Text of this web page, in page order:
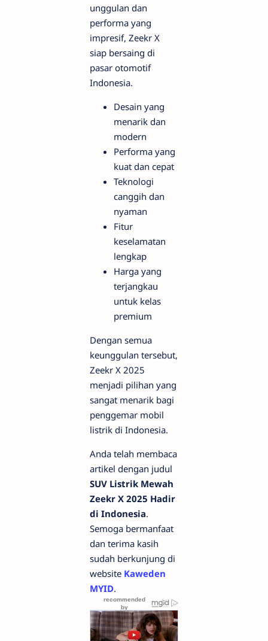
unggulan dan
performa yang
impresif, Zeekr X
siap bersaing di
pasar otomotif
Indonesia.
Desain yang
menarik dan
modern
Performa yang
kuat dan cepat
Teknologi
canggih dan
nyaman
Fitur
keselamatan
lengkap
Harga yang
terjangkau
untuk kelas
premium
Dengan semua
keunggulan tersebut,
Zeekr X 2025
menjadi pilihan yang
sangat menarik bagi
penggemar mobil
listrik di Indonesia.
Anda telah membaca
artikel dengan judul
SUV Listrik Mewah
Zeekr X 2025 Hadir
di Indonesia.
Semoga bermanfaat
dan terima kasih
sudah berkunjung di
website Kaweden
MYID.